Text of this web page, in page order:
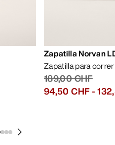
Zapatilla Norvan
Zapatilla para
189,00 CHF
94,50 CHF-